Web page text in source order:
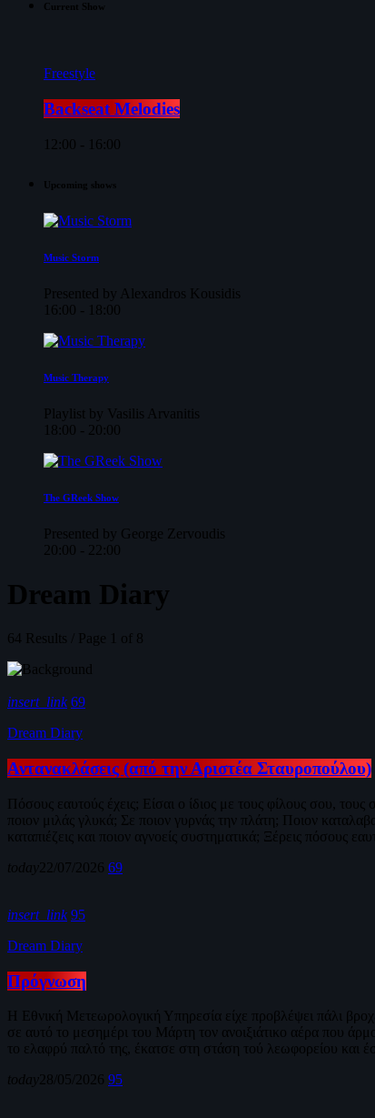
Current Show
Freestyle
Backseat Melodies
12:00 - 16:00
Upcoming shows
Music Storm
Presented by Alexandros Kousidis
16:00 - 18:00
Music Therapy
Playlist by Vasilis Arvanitis
18:00 - 20:00
The GReek Show
Presented by George Zervoudis
20:00 - 22:00
Dream Diary
64 Results / Page 1 of 8
insert_link 69
Dream Diary
Αντανακλάσεις (από την Αριστέα Σταυροπούλου)
Πόσους εαυτούς έχεις; Είσαι ο ίδιος με τους φίλους σου,
ποιον μιλάς γλυκά; Σε ποιον γυρνάς την πλάτη; Ποιον
καταπιέζεις και ποιον αγνοείς συστηματικά; Ξέρεις πόσους
today 22/07/2026 69
insert_link 95
Dream Diary
Πρόγνωση
Η Εθνική Μετεωρολογική Υπηρεσία είχε προβλέψει πάλι
σε αυτό το μεσημέρι του Μάρτη τον ανοιξιάτικο αέρα που
το ελαφρύ παλτό της, έκατσε στη στάση τού λεωφορείου
today 28/05/2026 95